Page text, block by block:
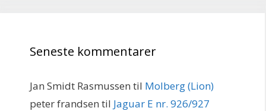
Seneste kommentarer
Jan Smidt Rasmussen til Molberg (Lion)
peter frandsen til Jaguar E nr. 926/927